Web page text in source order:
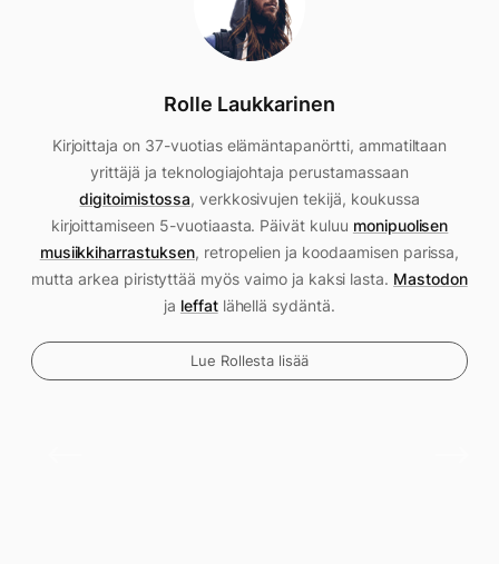
Rolle Laukkarinen
Kirjoittaja on 37-vuotias elämäntapanörtti, ammatiltaan
yrittäjä ja teknologiajohtaja perustamassaan
digitoimistossa, verkkosivujen tekijä, koukussa
kirjoittamiseen 5-vuotiaasta. Päivät kuluu monipuolisen
musiikkiharrastuksen, retropelien ja koodaamisen parissa,
mutta arkea piristyttää myös vaimo ja kaksi lasta. Mastodon
ja leffatlähellä sydäntä.
Lue Rollesta lisää